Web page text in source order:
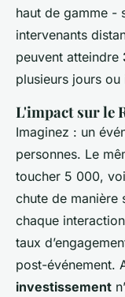
haut de gamme -
intervenants
peuvent atteindre
plusieurs jours ou
L'impact sur le
Imaginez : un
personnes. Le
toucher 5 000,
chute de manière
chaque
taux
post-événement.
investissement